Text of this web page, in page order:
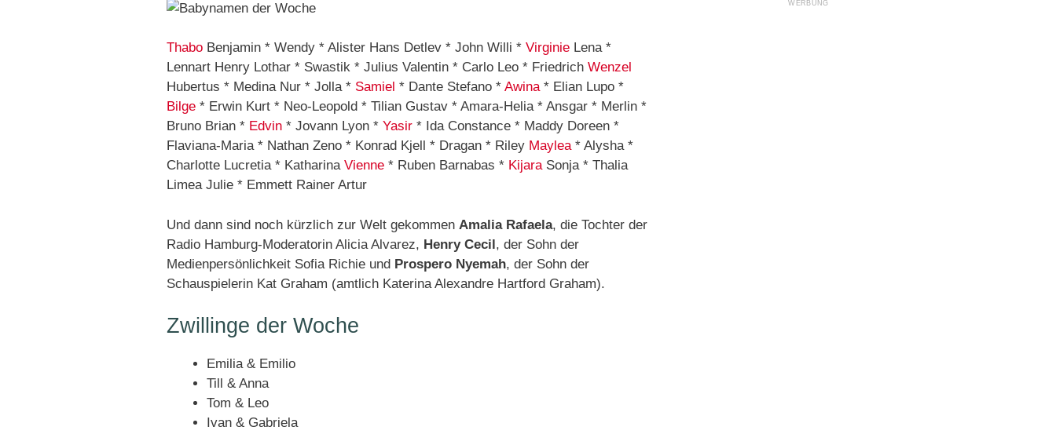
Thabo Benjamin * Wendy * Alister Hans Detlev * John Willi * Virginie Lena *
Lennart Henry Lothar * Swastik * Julius Valentin * Carlo Leo * Friedrich Wenzel
Hubertus * Medina Nur * Jolla * Samiel * Dante Stefano * Awina* Elian Lupo *
Bilge * Erwin Kurt * Neo-Leopold * Tilian Gustav * Amara-Helia * Ansgar * Merlin *
Bruno Brian * Edvin * Jovann Lyon * Yasir * Ida Constance * Maddy Doreen *
Flaviana-Maria * Nathan Zeno * Konrad Kjell * Dragan * Riley Maylea* Alysha *
Charlotte Lucretia * Katharina Vienne * Ruben Barnabas * KijaraSonja * Thalia
Limea Julie * Emmett Rainer Artur
Und dann sind noch kürzlich zur Welt gekommen Amalia Rafaela, die Tochter der
Radio Hamburg-Moderatorin Alicia Alvarez, Henry Cecil, der Sohn der
Medienpersönlichkeit Sofia Richie und Prospero Nyemah, der Sohn der
Schauspielerin Kat Graham (amtlich Katerina Alexandre Hartford Graham).
Zwillinge der Woche
Emilia & Emilio
Till & Anna
Tom & Leo
Ivan & Gabriela